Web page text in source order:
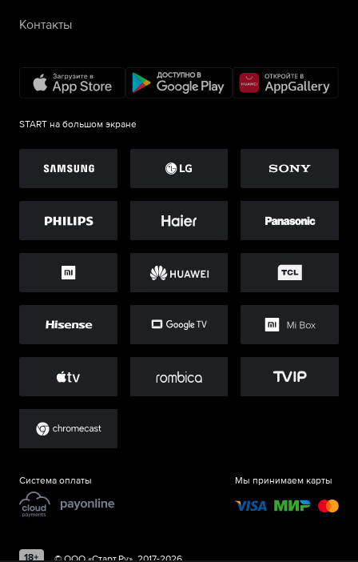
Контакты
START на большом экране
Система оплаты Мы принимаем карты
©ООО «Старт.Ру», 2017-2026